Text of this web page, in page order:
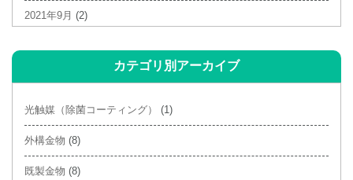
2021年9月 (2)
2021年3月(2)
2021年2月(4)
2020年10月(1)
カテゴリ別アーカイブ
光触媒（除菌コーティング） (1)
外構金物 (8)
既製金物 (8)